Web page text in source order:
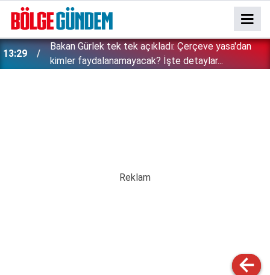
13:29
Bakan Gürlek tek tek açıkladı: Çerçeve yasa'dan
kimler faydalanamayacak? İşte detaylar...